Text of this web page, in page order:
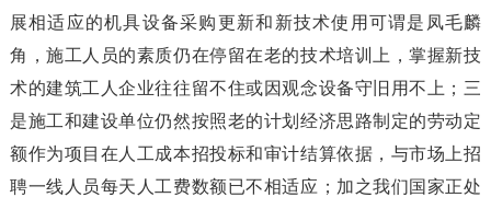
展相适应的机具设备采购更新和新技术使用可谓是凤毛麟
角，施工人员的素质仍在停留在老的技术培训上，掌握新技
术的建筑工人企业往往留不住或因观念设备守旧用不上；三
是施工和建设单位仍然按照老的计划经济思路制定的劳动定
额作为项目在人工成本招投标和审计结算依据，与市场上招
聘一线人员每天人工费数额已不相适应；加之我们国家正处